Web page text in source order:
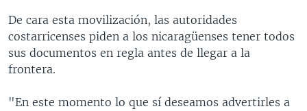
De cara esta movilización, las autoridades
costarricenses piden a los nicaragüenses tener todos
sus documentos en regla antes de llegar a la
frontera.
"En este momento lo que sí deseamos advertirles a